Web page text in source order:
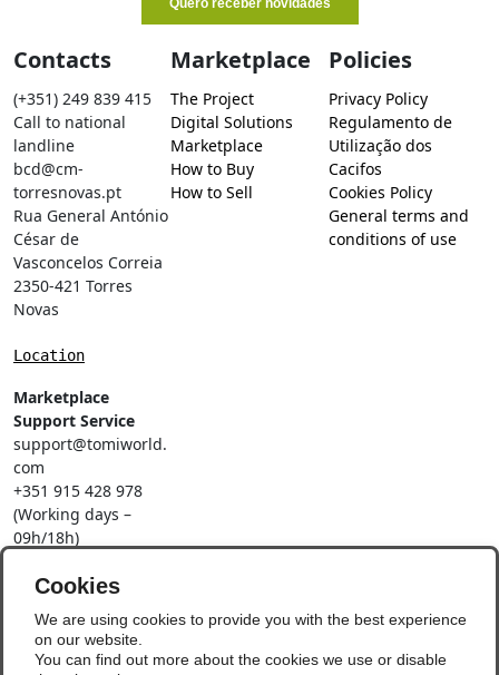
Contacts
(+351) 249 839 415
Call to national
landline
bcd@cm-
torresnovas.pt
Rua General António
César de
Vasconcelos Correia
2350-421 Torres
Novas
Location
Marketplace
Support Service
support@tomiworld.
com
+351 915 428 978
(Working days –
09h/18h)
mobile network
Marketplace
The Project
Digital Solutions
Marketplace
How to Buy
How to Sell
Policies
Privacy Policy
Regulamento de
Utilização dos
Cacifos
Cookies Policy
General terms and
conditions of use
Social Networks
Cookies
We are using cookies to provide you with the best experience
on our website.
You can find out more about the cookies we use or disable